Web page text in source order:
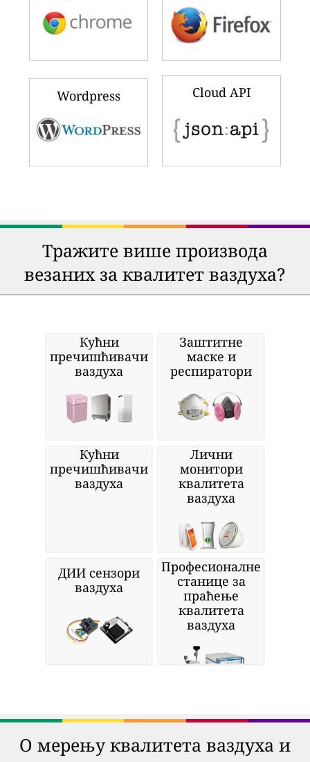
Wordpress Cloud API
Тражите више производа
везаних за квалитет ваздуха?
Кућни
пречишћивачи
ваздуха
Заштитне
маске и
респиратори
Кућни
пречишћивачи
ваздуха
Лични
монитори
квалитета
ваздуха
ДИИ сензори
ваздуха
Професионалне
станице за
праћење
квалитета
ваздуха
О мерењу квалитета ваздуха и